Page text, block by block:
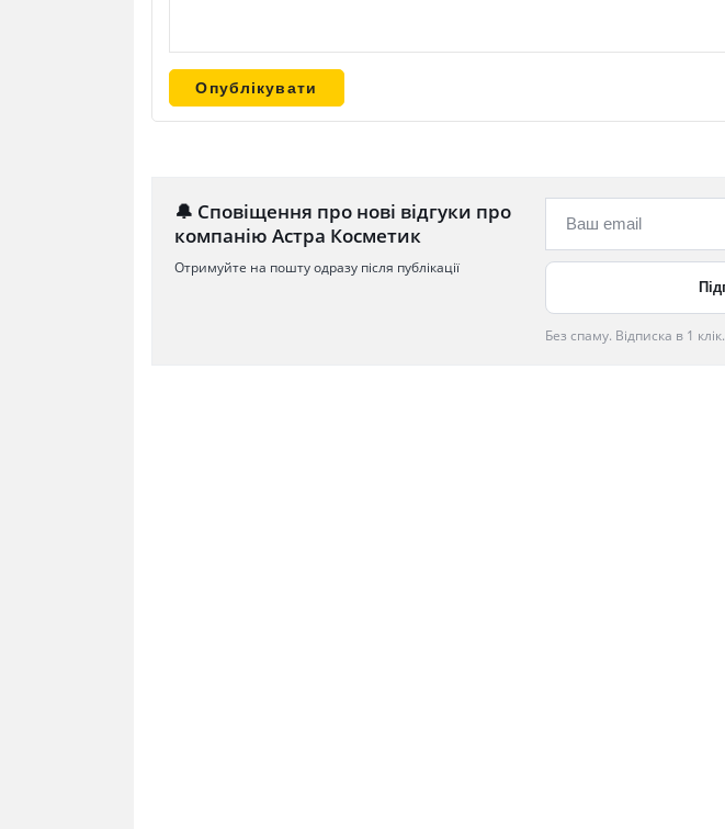
🔔 Сповіщення про нові відгуки про
компанію Астра Косметик
Отримуйте на пошту одразу після публікації
Без спаму. Відписка в 1 клік.